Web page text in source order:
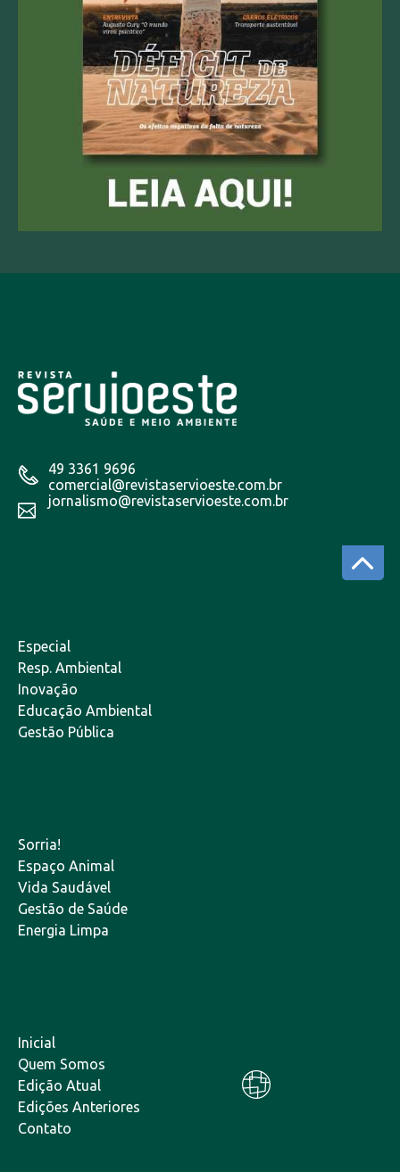
49 3361 9696
comercial@revistaservioeste.com.br
jornalismo@revistaservioeste.com.br
Especial
Resp. Ambiental
Inovação
Educação Ambiental
Gestão Pública
Sorria!
Espaço Animal
Vida Saudável
Gestão de Saúde
Energia Limpa
Inicial
Quem Somos
Edição Atual
Edições Anteriores
Contato